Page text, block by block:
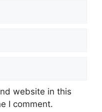
website in this
I comment.